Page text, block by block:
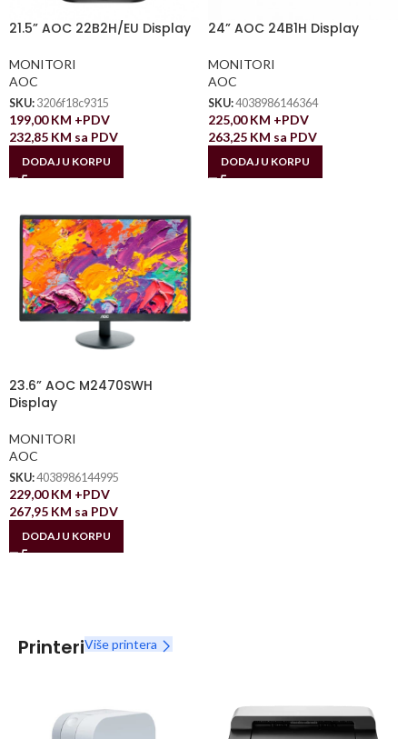
21.5” AOC 22B2H/EU Display
MONITORI
AOC
SKU: 3206f18c9315
199,00KM +PDV
232,85 KM sa PDV
DODAJ U KORPU
24” AOC 24B1H Display
MONITORI
AOC
SKU:4038986146364
225,00KM +PDV
263,25 KM sa PDV
DODAJ U KORPU
23.6” AOC M2470SWH
Display
MONITORI
AOC
SKU:4038986144995
229,00KM +PDV
267,95 KM sa PDV
DODAJ U KORPU
PrinteriViše printera